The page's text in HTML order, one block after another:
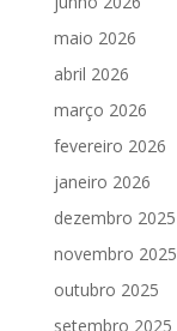
maio 2026
abril 2026
março 2026
fevereiro 2026
janeiro 2026
dezembro 2025
novembro 2025
outubro 2025
setembro 2025